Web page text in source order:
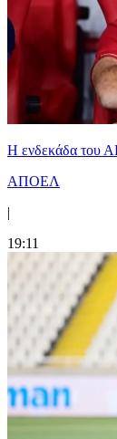
Η ενδεκάδα του
ΑΠΟΕΛ
|
19:11